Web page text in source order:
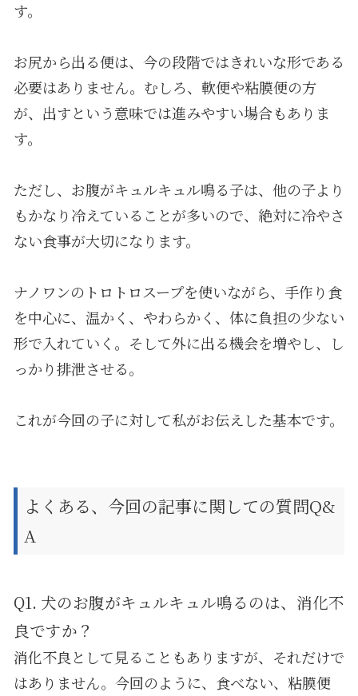
す。
お尻から出る便は、今の段階ではきれいな形である
必要はありません。むしろ、軟便や粘膜便の方
が、出すという意味では進みやすい場合もありま
す。
ただし、お腹がキュルキュル鳴る子は、他の子より
もかなり冷えていることが多いので、絶対に冷やさ
ない食事が大切になります。
ナノワンのトロトロスープを使いながら、手作り食
を中心に、温かく、やわらかく、体に負担の少ない
形で入れていく。そして外に出る機会を増やし、し
っかり排泄させる。
これが今回の子に対して私がお伝えした基本です。
よくある、今回の記事に関しての質問Q&
A
Q1. 犬のお腹がキュルキュル鳴るのは、消化不
良ですか？
消化不良として見ることもありますが、それだけで
はありません。今回のように、食べない、粘膜便